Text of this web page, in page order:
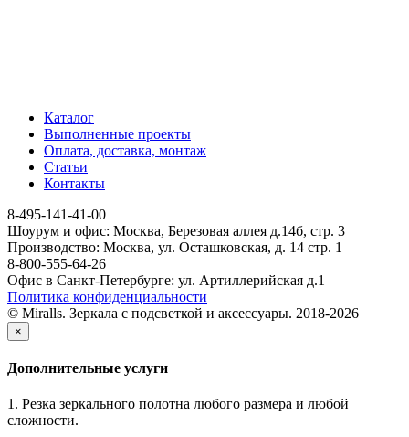
Каталог
Выполненные проекты
Оплата, доставка, монтаж
Статьи
Контакты
8-495-141-41-00
Шоурум и офис: Москва, Березовая аллея д.14б, стр. 3
Производство: Москва, ул. Осташковская, д. 14 стр. 1
8-800-555-64-26
Офис в Санкт-Петербурге: ул. Артиллерийская д.1
Политика конфиденциальности
© Miralls. Зеркала с подсветкой и аксессуары. 2018-2026
×
Дополнительные услуги
1. Резка зеркального полотна любого размера и любой
сложности.